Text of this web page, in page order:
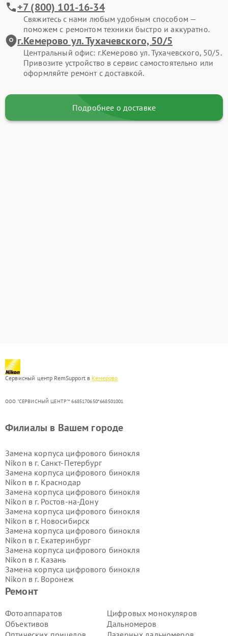
+7 (800) 101-16-34
Свяжитесь с нами любым удобным способом —
поможем с ремонтом техники быстро и аккуратно.
г.Кемерово ул. Тухачевского, 50/5
Центральный офис: г.Кемерово ул. Тухачевского, 50/5.
Привозите устройство в сервис самостоятельно или
оформляйте ремонт с доставкой.
Подробнее о доставке
Сервисный центр RemSupport в Кемерово
ООО "СЕРВИСНЫЙ ЦЕНТР"* 6685170650*668501001
Ремонт
Фотоаппаратов
Объективов
Цифровых монокуляров
Дальномеров
Филиалы в Вашем городе
Замена корпуса цифрового бинокля
Nikon в г. Санкт-Петербург
Замена корпуса цифрового бинокля
Nikon в г. Краснодар
Замена корпуса цифрового бинокля
Nikon в г. Ростов-на-Дону
Замена корпуса цифрового бинокля
Nikon в г. Новосибирск
Замена корпуса цифрового бинокля
Nikon в г. Екатеринбург
Замена корпуса цифрового бинокля
Nikon в г. Казань
Замена корпуса цифрового бинокля
Nikon в г. Воронеж
Замена корпуса цифрового бинокля
Замена корпуса цифрового бинокля
Nikon в г.Самара
Замена корпуса цифрового бинокля